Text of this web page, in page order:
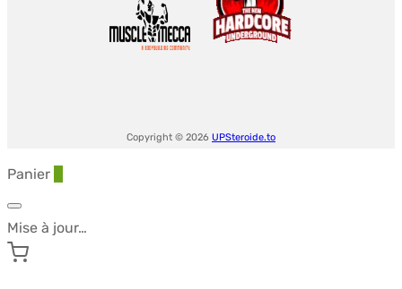
Copyright © 2026 UPSteroide.to
Panier
Mise à jour…